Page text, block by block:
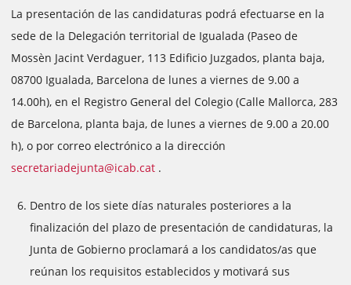
La presentación de las candidaturas podrá efectuarse en la
sede de la Delegación territorial de Igualada (Paseo de
Mossèn Jacint Verdaguer, 113 Edificio Juzgados, planta baja,
08700 Igualada, Barcelona de lunes a viernes de 9.00 a
14.00h), en el Registro General del Colegio (Calle Mallorca, 283
de Barcelona, planta baja, de lunes a viernes de 9.00 a 20.00
h), o por correo electrónico a la dirección
secretariadejunta@icab.cat .
Dentro de los siete días naturales posteriores a la
finalización del plazo de presentación de candidaturas, la
Junta de Gobierno proclamará a los candidatos/as que
reúnan los requisitos establecidos y motivará sus